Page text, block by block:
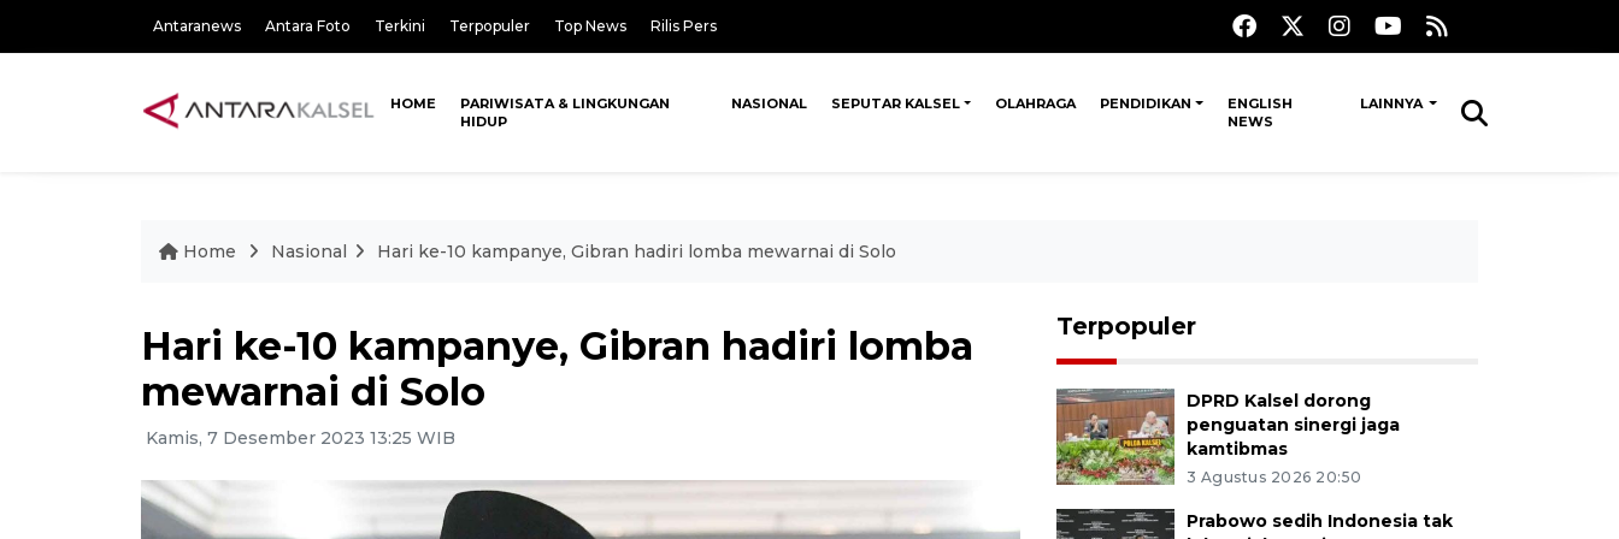
Antaranews Antara Foto Terkini Terpopuler Top News Rilis Pers
HOME
PARIWISATA & LINGKUNGAN
HIDUP
NASIONAL SEPUTAR KALSEL OLAHRAGA PENDIDIKAN
ENGLISH
NEWS
LAINNYA
Home Nasional Hari ke-10 kampanye, Gibran hadiri lomba mewarnai di Solo
Hari ke-10 kampanye, Gibran hadiri lomba
mewarnai di Solo
Kamis, 7 Desember 2023 13:25 WIB
Terpopuler
DPRD Kalsel dorong
penguatan sinergi jaga
kamtibmas
3 Agustus 2026 20:50
Prabowo sedih Indonesia tak